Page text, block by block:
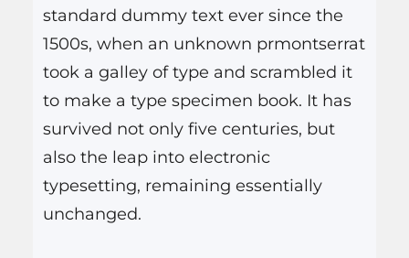
standard dummy text ever since the
1500s, when an unknown prmontserrat
took a galley of type and scrambled it
to make a type specimen book. It has
survived not only five centuries, but
also the leap into electronic
typesetting, remaining essentially
unchanged.